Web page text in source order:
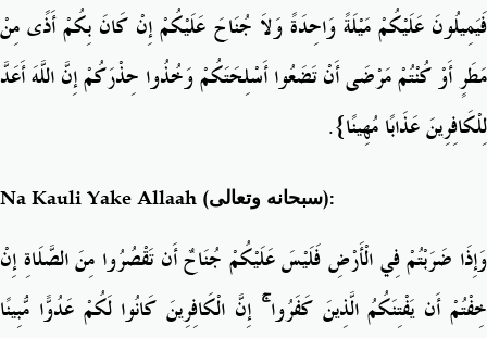
فَيَمِيلُونَ عَلَيْكُمْ مَيْلَةً وَاحِدَةً وَلاَ جُنَاحَ عَلَيْكُمْ إِنْ كَانَ بِكُمْ أَذًى مِنْ
مَطَرٍ أَوْ كُنْتُمْ مَرْضَى أَنْ تَضَعُوا أَسْلِحَتَكُمْ وَخُذُوا حِذْرَكُمْ إِنَّ اللَّهَ أَعَدَّ
لِلْكَافِرِينَ عَذَابًا مُهِينًا}.
Na Kauli Yake Allaah (سبحانه وتعالى):
وَإِذَا ضَرَبْتُمْ فِي الْأَرْضِ فَلَيْسَ عَلَيْكُمْ جُنَاحٌ أَن تَقْصُرُوا مِنَ الصَّلَاةِ إِنْ
خِفْتُمْ أَن يَفْتِنَكُمُ الَّذِينَ كَفَرُوا ۚ إِنَّ الْكَافِرِينَ كَانُوا لَكُمْ عَدُوًّا مُّبِينًا